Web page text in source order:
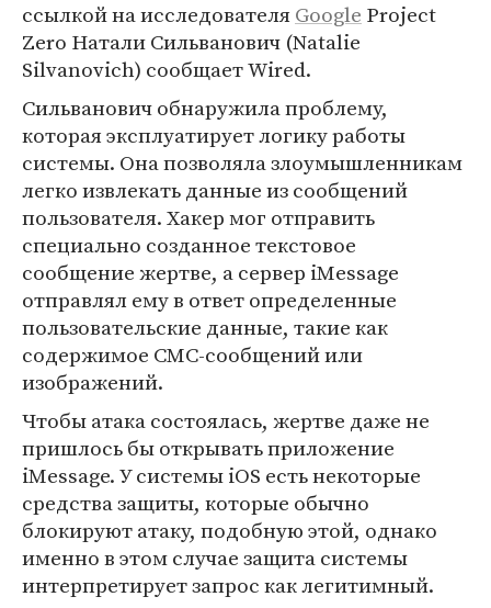
ссылкой на исследователяGoogle Project
Zero Натали Сильванович (Natalie
Silvanovich) сообщает Wired.
Сильванович обнаружила проблему,
которая эксплуатирует логику работы
системы. Она позволяла злоумышленникам
легко извлекать данные из сообщений
пользователя. Хакер мог отправить
специально созданное текстовое
сообщение жертве, а сервер iMessage
отправлял ему в ответ определенные
пользовательские данные, такие как
содержимое СМС-сообщений или
изображений.
Чтобы атака состоялась, жертве даже не
пришлось бы открывать приложение
iMessage. У системы iOS есть некоторые
средства защиты, которые обычно
блокируют атаку, подобную этой, однако
именно в этом случае защита системы
интерпретирует запрос как легитимный.